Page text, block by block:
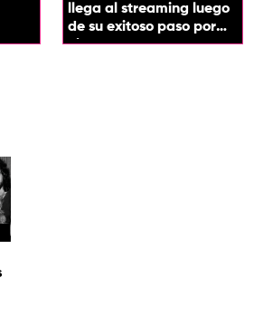
llega al streaming luego
de su exitoso paso por
cines